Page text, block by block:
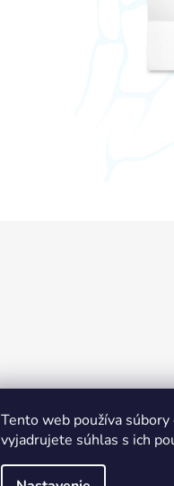
Tento web používa
vyjadrujete súhlas s ich